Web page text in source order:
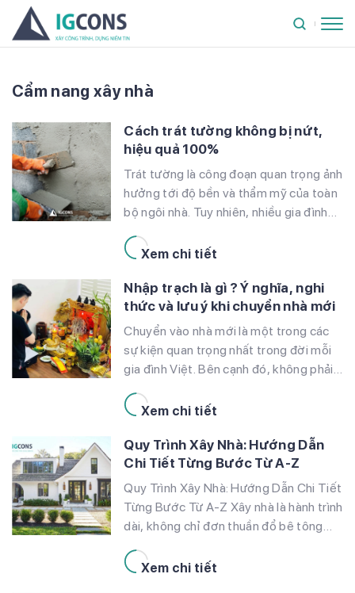
Cẩm nang xây nhà
Cách trát tường không bị nứt,
hiệu quả 100%
Trát tường là công đoạn quan trọng ảnh
hưởng tới độ bền và thẩm mỹ của toàn
bộ ngôi nhà. Tuy nhiên, nhiều gia đình
chỉ sau vài tháng ở do thực hiện việc
này, IGcons sẽ chia sẻ […]
Xem chi tiết
Nhập trạch là gì ? Ý nghĩa, nghi
thức và lưu ý khi chuyển nhà mới
Chuyển vào nhà mới là một trong các
sự kiện quan trọng nhất trong đời mỗi
gia đình Việt. Bên cạnh đó, không phải
và tại sao phải thực hiện nghi thức này
mới. Bài viết này sẽ giúp […]
Xem chi tiết
Quy Trình Xây Nhà: Hướng Dẫn
Chi Tiết Từng Bước Từ A-Z
Quy Trình Xây Nhà: Hướng Dẫn Chi Tiết
Từng Bước Từ A-Z Xây nhà là hành trình
dài, không chỉ đơn thuần đổ bê tông
xây nhà rõ ràng ngay từ đầu, bạn dễ đối
Xem chi tiết